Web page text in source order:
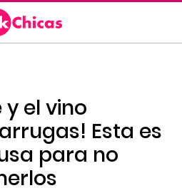
y el vino
Esta es
para no